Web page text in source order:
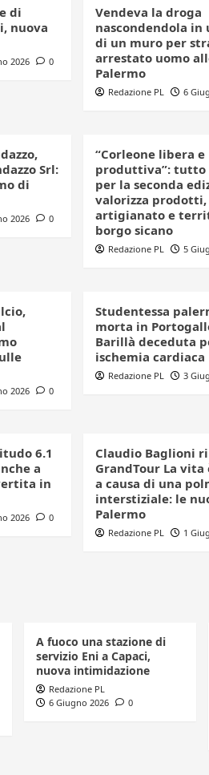
di
nuova
2026 0
Vendeva la droga
nascondendola in
di un muro per
arrestato uomo
Palermo
Redazione PL 6
Srl:
di
2026 0
“Corleone libera e
produttiva”: tutto
per la seconda
valorizza prodotti,
artigianato e
borgo sicano
Redazione PL 5
2026 0
Studentessa
morta in
Barillà deceduta
ischemia cardiaca
Redazione PL 3
6.1
a
in
2026 0
Claudio Baglioni
GrandTour La vita
a causa di una
interstiziale: le
Palermo
Redazione PL 1
A fuoco una stazione di
servizio Eni a Capaci,
nuova intimidazione
Redazione PL
6 Giugno 2026
0